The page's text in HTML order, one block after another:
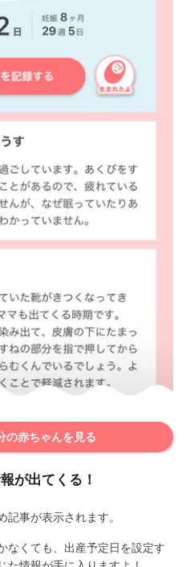
の赤ちゃんを見る
が出てくる！
事が表示されます。
なくても、出産予定日を設定す